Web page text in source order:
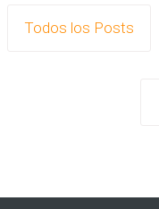
Todos los Posts